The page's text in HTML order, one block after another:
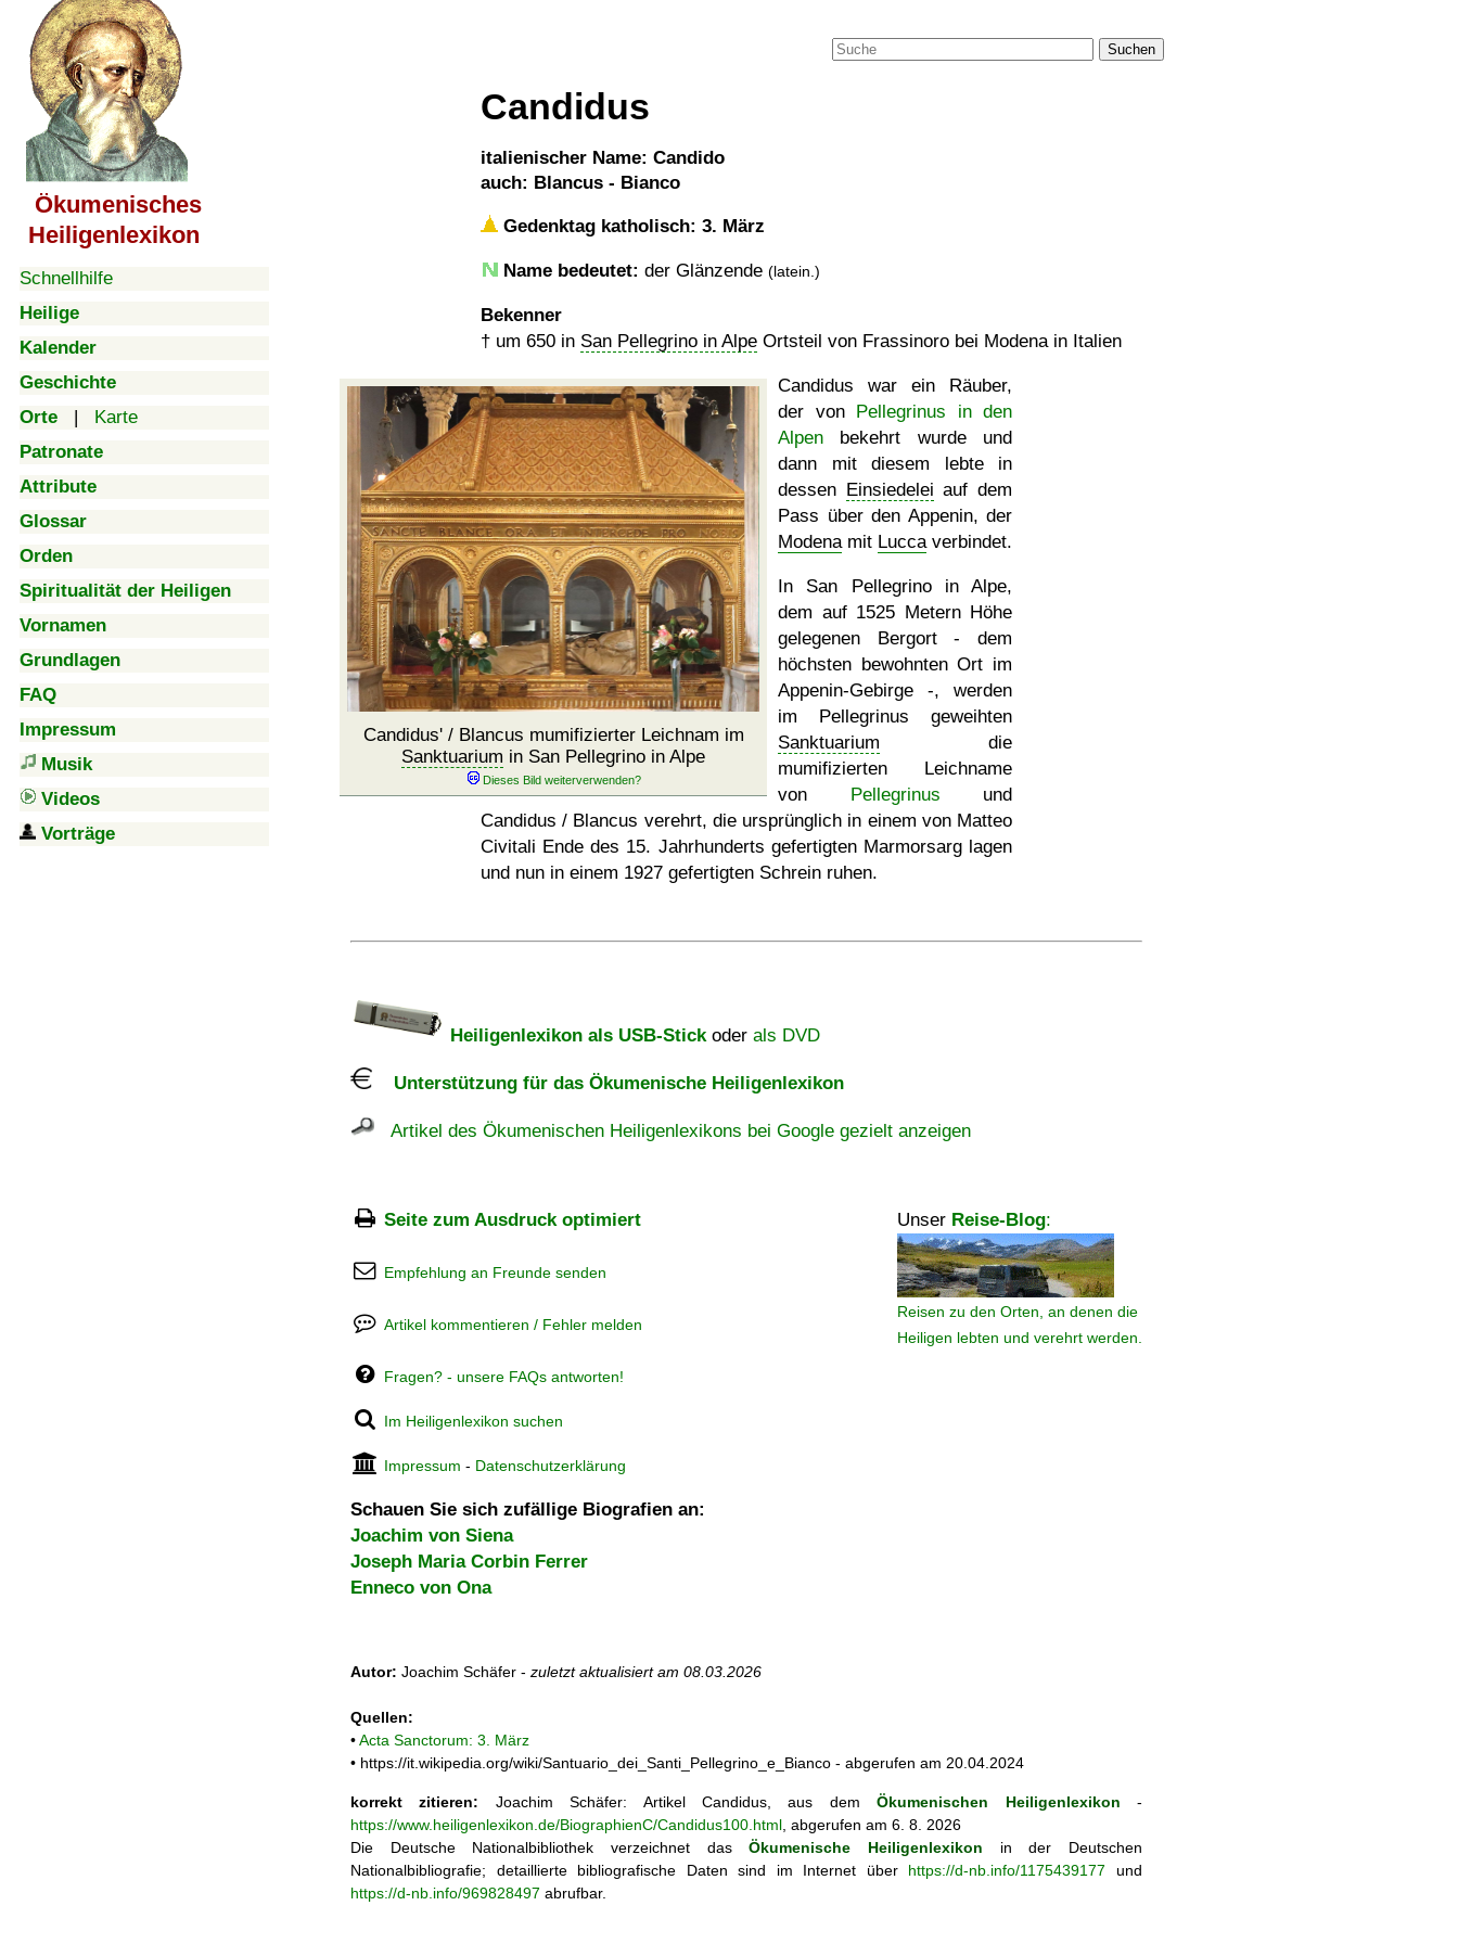
Ökumenisches
Heiligenlexikon
Schnellhilfe
Heilige
Kalender
Geschichte
Orte | Karte
Patronate
Attribute
Glossar
Orden
Spiritualität der Heiligen
Vornamen
Grundlagen
FAQ
Impressum
Musik
Videos
Vorträge
Suchen
Candidus
italienischer Name: Candido
auch: Blancus - Bianco
Gedenktag katholisch: 3. März
Name bedeutet: der Glänzende (latein.)
Bekenner
† um 650 in San Pellegrino in Alpe Ortsteil von Frassinoro bei Modena in Italien
Candidus' / Blancus mumifizierter Leichnam im
Sanktuarium in San Pellegrino in Alpe
Candidus war ein Räuber,
der von Pellegrinus in den
Alpen bekehrt wurde und
dann mit diesem lebte in
dessen Einsiedelei auf dem
Pass über den Appenin, der
Modenamit Luccaverbindet.
In San Pellegrino in Alpe,
dem auf 1525 Metern Höhe
gelegenen Bergort - dem
höchsten bewohnten Ort im
Appenin-Gebirge -, werden
im Pellegrinus geweihten
Sanktuarium die
mumifizierten Leichname
von Pellegrinus und
Candidus / Blancus verehrt, die ursprünglich in einem von Matteo
Civitali Ende des 15. Jahrhunderts gefertigten Marmorsarg lagen
und nun in einem 1927 gefertigten Schrein ruhen.
Heiligenlexikon als USB-Stickoder als DVD
Unterstützung für das Ökumenische Heiligenlexikon
Artikel des Ökumenischen Heiligenlexikons bei Google gezielt anzeigen
Seite zum Ausdruck optimiert Unser Reise-Blog:
Reisen zu den Orten, an denen die
Heiligen lebten und verehrt werden.
Empfehlung an Freunde senden
Artikel kommentieren / Fehler melden
Fragen? - unsere FAQs antworten!
Im Heiligenlexikon suchen
Impressum - Datenschutzerklärung
Schauen Sie sich zufällige Biografien an:
Joachim von Siena
Joseph Maria Corbin Ferrer
Enneco von Ona
Autor: Joachim Schäfer - zuletzt aktualisiert am 08.03.2026
Quellen:
•Acta Sanctorum: 3. März
• https://it.wikipedia.org/wiki/Santuario_dei_Santi_Pellegrino_e_Bianco - abgerufen am 20.04.2024
korrekt zitieren: Joachim Schäfer: ArtikelCandidus, aus demÖkumenischen Heiligenlexikon -
https://www.heiligenlexikon.de/BiographienC/Candidus100.html , abgerufen am 6. 8. 2026
Die Deutsche Nationalbibliothek verzeichnet dasÖkumenische Heiligenlexikon in der Deutschen
Nationalbibliografie; detaillierte bibliografische Daten sind im Internet über https://d-nb.info/1175439177 und
https://d-nb.info/969828497 abrufbar.